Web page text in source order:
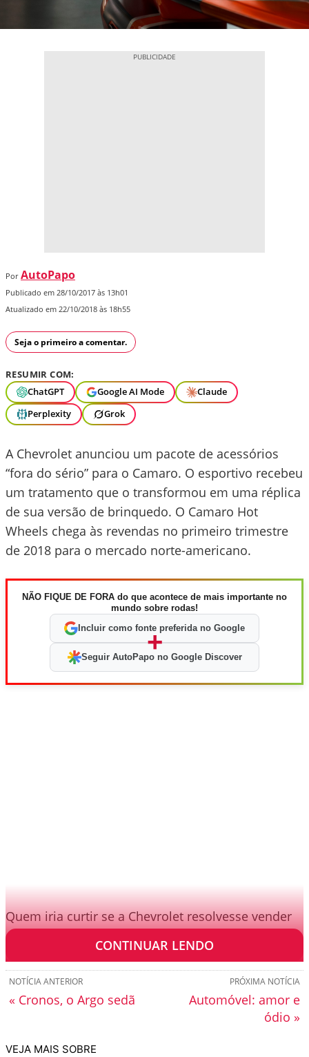
Por AutoPapo
Publicado em 28/10/2017 às 13h01
Atualizado em 22/10/2018 às 18h55
Seja o primeiro a comentar.
RESUMIR COM:
ChatGPT
Google AI Mode
Claude
Perplexity
Grok
A Chevrolet anunciou um pacote de acessórios
“fora do sério” para o Camaro. O esportivo recebeu
um tratamento que o transformou em uma réplica
de sua versão de brinquedo. O Camaro Hot
Wheels chega às revendas no primeiro trimestre
de 2018 para o mercado norte-americano.
NÃO FIQUE DE FORA do que acontece de mais importante no
mundo sobre rodas!
Incluir como fonte preferida no Google
+
Seguir AutoPapo no Google Discover
Quem iria curtir se a Chevrolet resolvesse vender
essa brincadeira por aqui?
CONTINUAR LENDO
PRÓXIMA NOTÍCIA
Automóvel: amor e
ódio »
NOTÍCIA ANTERIOR
« Cronos, o Argo sedã
VEJA MAIS SOBRE